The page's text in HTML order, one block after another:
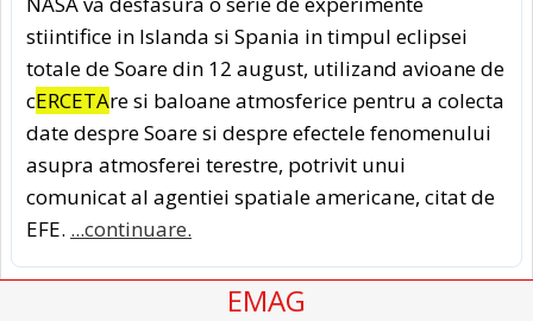
stiintifice in Islanda si Spania in timpul eclipsei
totale de Soare din 12 august, utilizand avioane de
cERCETAre si baloane atmosferice pentru a colecta
date despre Soare si despre efectele fenomenului
asupra atmosferei terestre, potrivit unui
comunicat al agentiei spatiale americane, citat de
EFE. ...continuare.
EMAG